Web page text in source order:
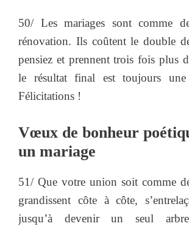
50/ Les mariages sont comme
rénovation. Ils coûtent le double
pensiez et prennent trois fois plus
le résultat final est toujours
Félicitations !
Vœux de bonheur
un mariage
51/ Que votre union soit comme
grandissent côte à côte,
jusqu’à devenir un seul